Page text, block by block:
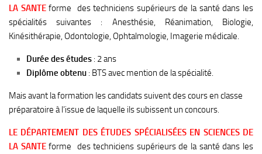
LA SANTE forme des techniciens supérieurs de la santé dans les
spécialités suivantes : Anesthésie, Réanimation, Biologie,
Kinésithérapie, Odontologie, Ophtalmologie, Imagerie médicale.
Durée des études : 2 ans
Diplôme obtenu : BTS avec mention de la spécialité.
Mais avant la formation les candidats suivent des cours en classe
préparatoire à l’issue de laquelle ils subissent un concours.
LE DÉPARTEMENT DES ÉTUDES SPÉCIALISÉES EN SCIENCES DE
LA SANTE forme des techniciens supérieurs de la santé dans les